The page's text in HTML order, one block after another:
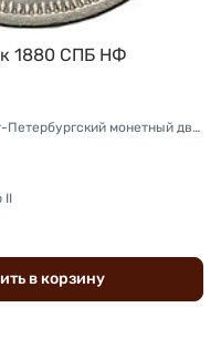
1880 СПБ НФ
Монетный двор: Санкт-Петербургский монетный двор
II
в корзину